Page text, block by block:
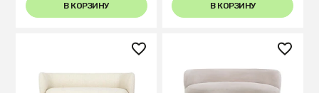
В КОРЗИНУ В КОРЗИНУ